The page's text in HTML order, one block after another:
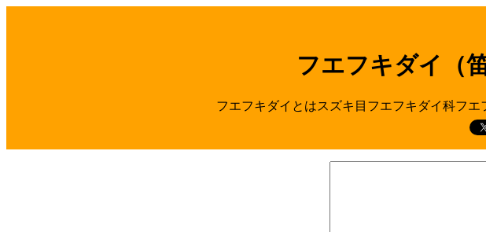
フエフキダイ（
フエフキダイとはスズキ目フエフキダイ科フエ